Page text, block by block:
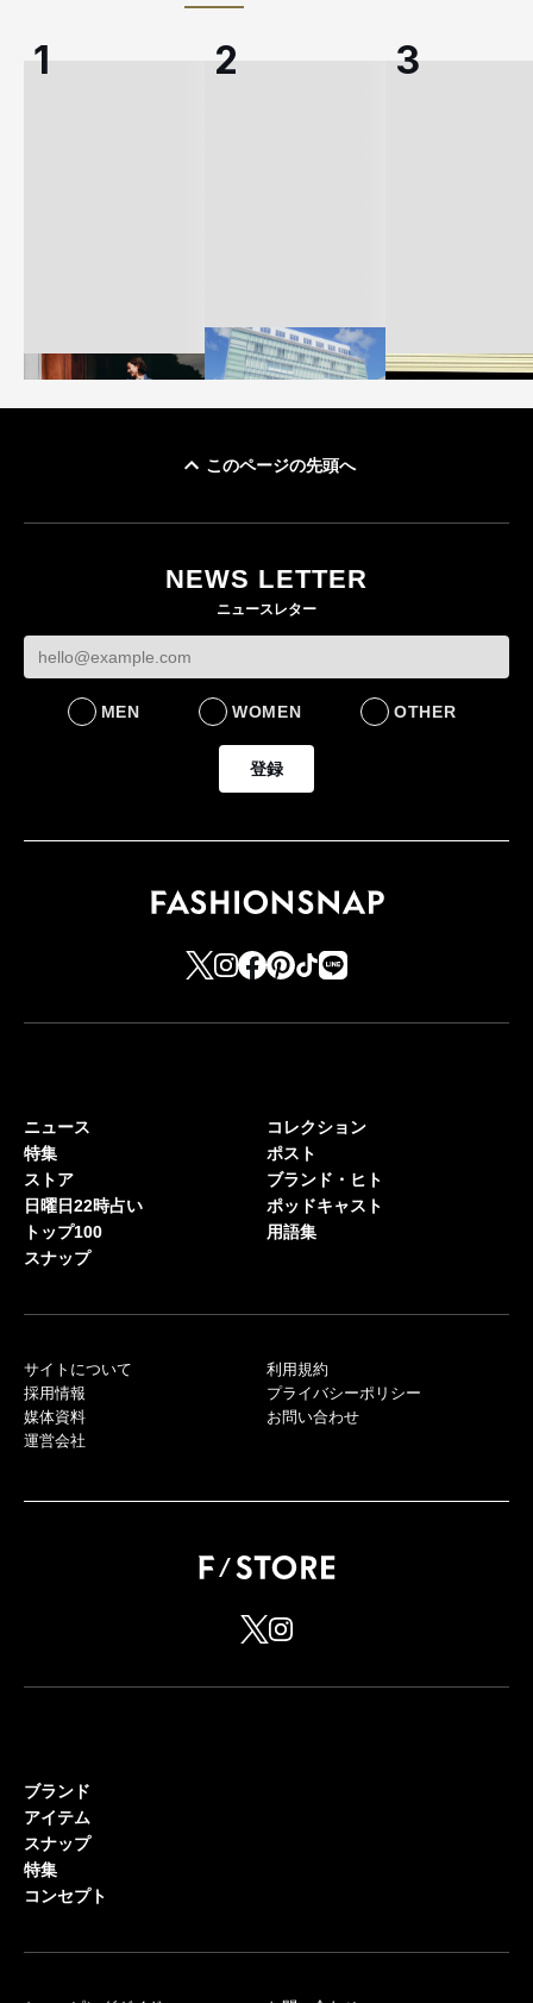
ケットなど7型を発売
FASHION
このページの先頭へ
NEWS LETTER
ニュースレター
MEN WOMEN OTHER
登録
ニュース
特集
ストア
日曜日22時占い
トップ100
スナップ
コレクション
ポスト
ブランド・ヒト
ポッドキャスト
用語集
サイトについて
採用情報
媒体資料
運営会社
利用規約
プライバシーポリシー
お問い合わせ
ブランド
アイテム
スナップ
特集
コンセプト